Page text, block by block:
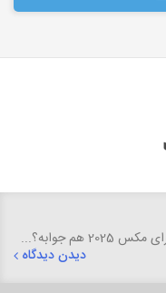
دیدن دیدگاه